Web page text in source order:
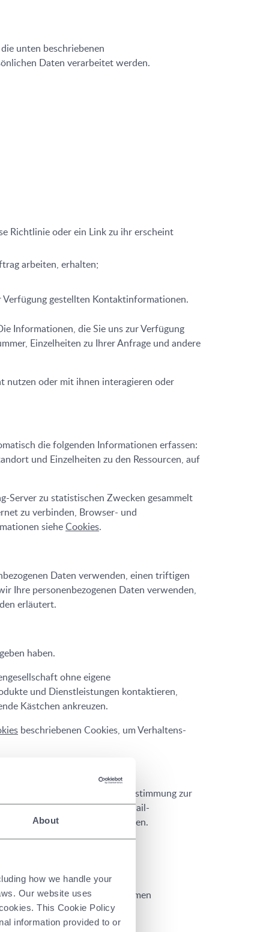
About
how we handle your
Our website uses
This Cookie Policy
information provided to or
unten beschriebenen
Daten verarbeitet werden.
Richtlinie oder ein Link zu ihr erscheint
arbeiten, erhalten;
gestellten Kontaktinformationen.
Informationen, die Sie uns zur Verfügung
Einzelheiten zu Ihrer Anfrage und andere
nutzen oder mit ihnen interagieren oder
die folgenden Informationen erfassen:
und Einzelheiten zu den Ressourcen, auf
Server zu statistischen Zwecken gesammelt
zu verbinden, Browser- und
sieheCookies.
Daten verwenden, einen triftigen
Ihre personenbezogenen Daten verwenden,
erläutert.
haben.
ohne eigene
und Dienstleistungen kontaktieren,
Kästchen ankreuzen.
beschriebenen Cookies, um Verhaltens-
berufen, können Sie Ihre Zustimmung zur
"Abmelden" in einer der E-Mail-
verwenden.
Interessen als Unternehmen